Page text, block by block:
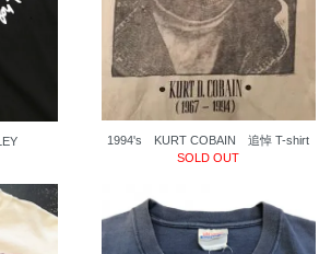
1994's KURT COBAIN 追悼 T-shirt
SOLD OUT